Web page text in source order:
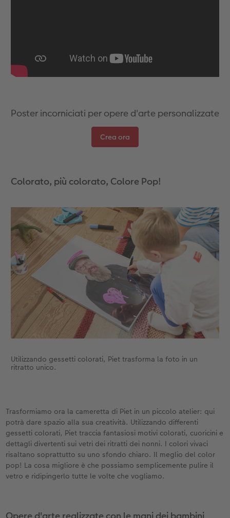
Poster incorniciati per opere d'arte personalizzate
Crea ora
Colorato, più colorato, Colore Pop!
Utilizzando gessetti colorati, Piet trasforma la foto in un
ritratto unico.
Trasformiamo ora la cameretta di Piet in un piccolo atelier: qui
potrà dare spazio alla sua creatività. Utilizzando differenti
gessetti colorati, Piet traccia fantasiosi motivi colorati, cuoricini e
dettagli divertenti sui vetri dei ritratti dei nonni. I colori vivaci
risaltano soprattutto su uno sfondo chiaro. Il meglio del color
pop! La cosa migliore è che possiamo semplicemente pulire il
vetro e ridipingerlo tutte le volte che vogliamo.